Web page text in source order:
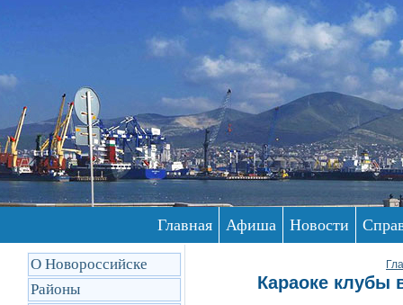
Главная Афиша Новости
О Новороссийске
Районы
Караоке клубы